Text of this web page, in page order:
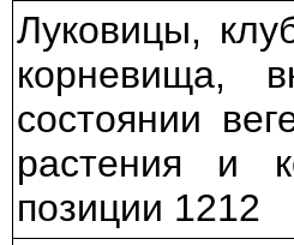
Луковицы,
корневища,
состоянии
растения и
позиции 1212